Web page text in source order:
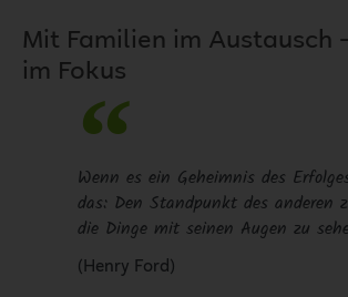
Mit Familien im Austausch
im Fokus
Wenn es ein Geheimnis des
das: Den Standpunkt des anderen
die Dinge mit seinen Augen zu
(Henry Ford)